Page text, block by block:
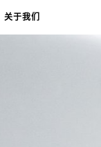
关于我们